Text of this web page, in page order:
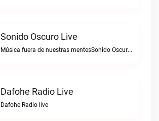
Sonido Oscuro Live
Música fuera de nuestras mentesSonido Oscuro live
Dafohe Radio Live
Dafohe Radio live